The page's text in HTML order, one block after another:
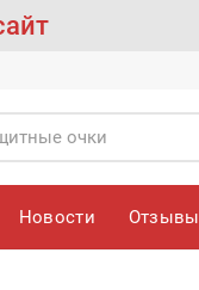
Новости Отзывы